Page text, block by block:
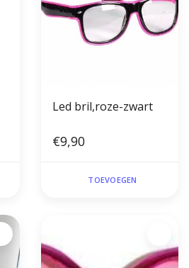
Led bril,roze-zwart
€9,90
TOEVOEGEN